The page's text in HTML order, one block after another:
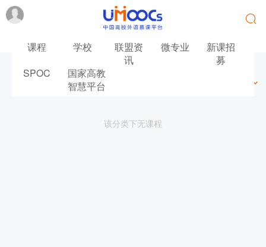
课程 学校
联盟资
讯
微专业
新课招
募
SPOC
国家高教
智慧平台
该分类下无课程